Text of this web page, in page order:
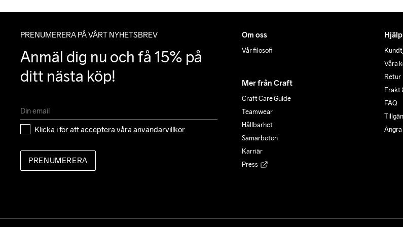
PRENUMERERA PÅ VÅRT NYHETSBREV
Anmäl dig nu och få 15% på
ditt nästa köp!
Klicka i för att acceptera våra användarvillkor
PRENUMERERA
Om oss
Vår filosofi
Mer från Craft
Craft Care Guide
Teamwear
Hållbarhet
Samarbeten
Karriär
Press
Våra
Retur
Frakt
FAQ